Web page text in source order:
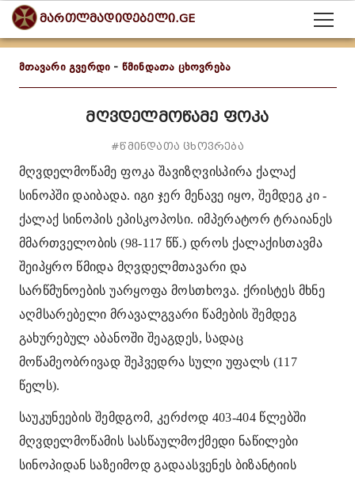
მართლმადიდებელი.GE
მთავარი გვერდი - წმინდათა ცხოვრება
მღვდელმოწამე ფოკა
#წმინდათა ცხოვრება
მღვდელმოწამე ფოკა შავიზღვისპირა ქალაქ
სინოპში დაიბადა. იგი ჯერ მენავე იყო, შემდეგ კი -
ქალაქ სინოპის ეპისკოპოსი. იმპერატორ ტრაიანეს
მმართველობის (98-117 წწ.) დროს ქალაქისთავმა
შეიპყრო წმიდა მღვდელმთავარი და
სარწმუნოების უარყოფა მოსთხოვა. ქრისტეს მხნე
აღმსარებელი მრავალგვარი წამების შემდეგ
გახურებულ აბანოში შეაგდეს, სადაც
მოწამეობრივად შეჰვედრა სული უფალს (117
წელს).
საუკუნეების შემდგომ, კერძოდ 403-404 წლებში
მღვდელმოწამის სასწაულმოქმედი ნაწილები
სინოპიდან საზეიმოდ გადაასვენეს ბიზანტიის